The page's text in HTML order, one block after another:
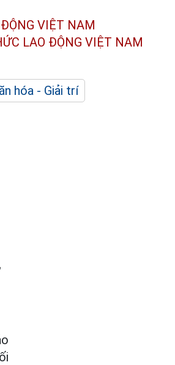
VIỆT NAM
LAO ĐỘNG VIỆT NAM
hóa - Giải trí